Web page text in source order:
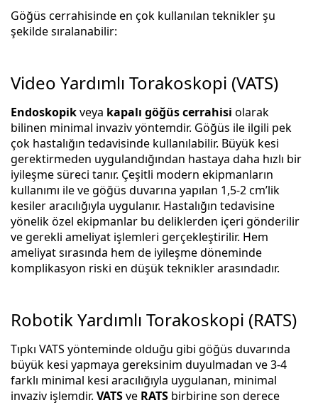
Göğüs cerrahisinde en çok kullanılan teknikler şu
şekilde sıralanabilir:
Video Yardımlı Torakoskopi (VATS)
Endoskopikveya kapalı göğüs cerrahisi olarak
bilinen minimal invaziv yöntemdir. Göğüs ile ilgili pek
çok hastalığın tedavisinde kullanılabilir. Büyük kesi
gerektirmeden uygulandığından hastaya daha hızlı bir
iyileşme süreci tanır. Çeşitli modern ekipmanların
kullanımı ile ve göğüs duvarına yapılan 1,5-2 cm’lik
kesiler aracılığıyla uygulanır. Hastalığın tedavisine
yönelik özel ekipmanlar bu deliklerden içeri gönderilir
ve gerekli ameliyat işlemleri gerçekleştirilir. Hem
ameliyat sırasında hem de iyileşme döneminde
komplikasyon riski en düşük teknikler arasındadır.
Robotik Yardımlı Torakoskopi (RATS)
Tıpkı VATS yönteminde olduğu gibi göğüs duvarında
büyük kesi yapmaya gereksinim duyulmadan ve 3-4
farklı minimal kesi aracılığıyla uygulanan, minimal
invaziv işlemdir. VATSve RATS birbirine son derece